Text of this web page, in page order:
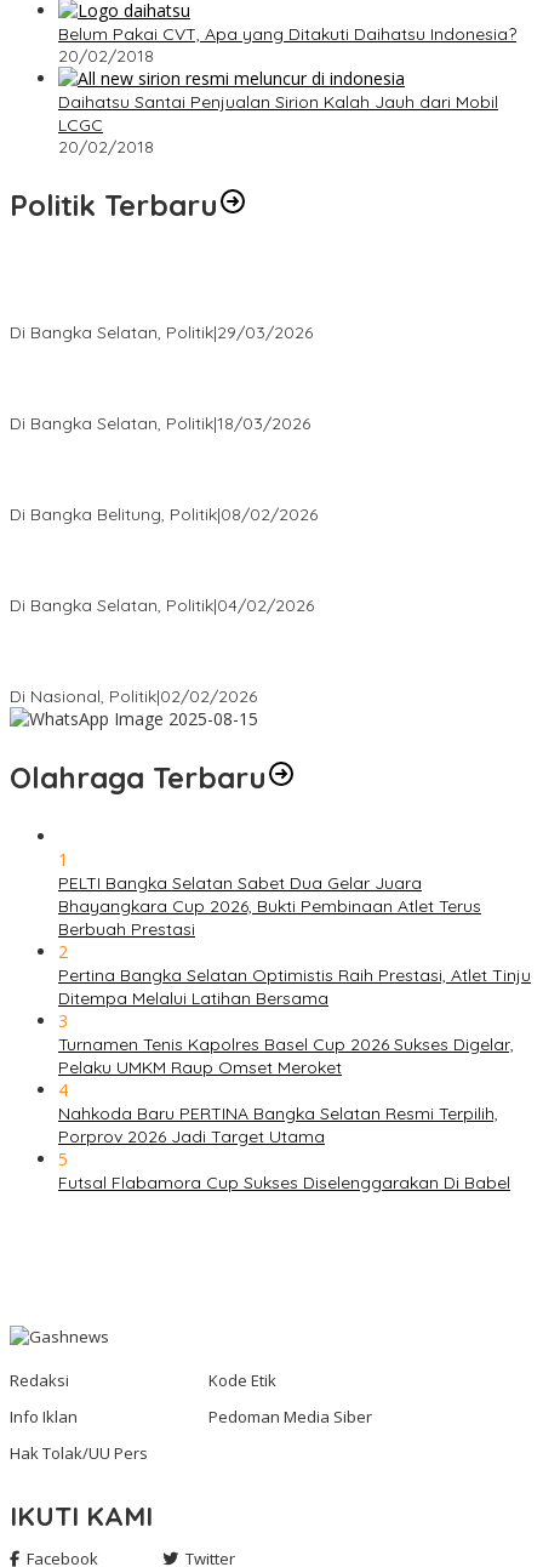
Belum Pakai CVT, Apa yang Ditakuti Daihatsu Indonesia?
20/02/2018
Daihatsu Santai Penjualan Sirion Kalah Jauh dari Mobil
LCGC
20/02/2018
Politik Terbaru
Di Bangka Selatan, Politik|29/03/2026
Di Bangka Selatan, Politik|18/03/2026
Di Bangka Belitung, Politik|08/02/2026
Di Bangka Selatan, Politik|04/02/2026
Di Nasional, Politik|02/02/2026
Olahraga Terbaru
1
PELTI Bangka Selatan Sabet Dua Gelar Juara
Bhayangkara Cup 2026, Bukti Pembinaan Atlet Terus
Berbuah Prestasi
2
Pertina Bangka Selatan Optimistis Raih Prestasi, Atlet Tinju
Ditempa Melalui Latihan Bersama
3
Turnamen Tenis Kapolres Basel Cup 2026 Sukses Digelar,
Pelaku UMKM Raup Omset Meroket
4
Nahkoda Baru PERTINA Bangka Selatan Resmi Terpilih,
Porprov 2026 Jadi Target Utama
5
Futsal Flabamora Cup Sukses Diselenggarakan Di Babel
Redaksi
Kode Etik
Info Iklan
Pedoman Media Siber
Hak Tolak/UU Pers
IKUTI KAMI
Facebook Twitter